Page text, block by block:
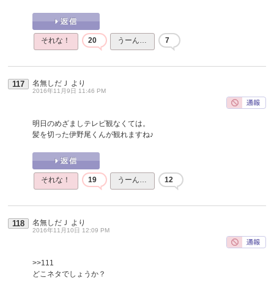
それな！ 20 うーん… 7
117 名無しだＪ より
2016年11月9日 11:46 PM
明日のめざましテレビ観なくては。
髪を切った伊野尾くんが観れますね♪
それな！ 19 うーん… 12
118 名無しだＪ より
2016年11月10日 12:09 PM
>>111
どこネタでしょうか？